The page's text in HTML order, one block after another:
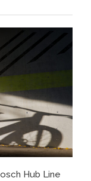
Hub Line